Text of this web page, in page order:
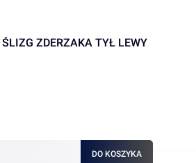
ZDERZAKA TYŁ LEWY
DO KOSZYKA